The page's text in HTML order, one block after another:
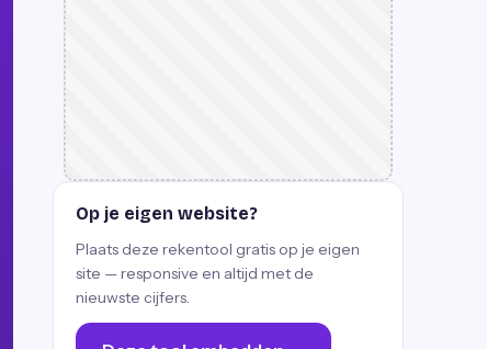
Op je eigen website?
Plaats deze rekentool gratis op je eigen
site — responsive en altijd met de
nieuwste cijfers.